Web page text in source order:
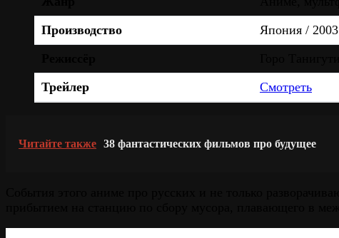
Производство
Япония / 2003
Трейлер
Смотреть
Читайте также 38 фантастических фильмов про будущее